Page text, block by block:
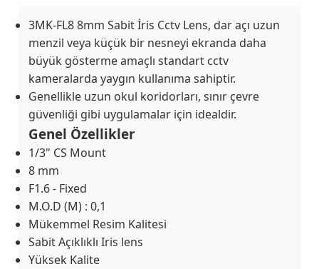
3MK-FL8 8mm Sabit İris Cctv Lens, dar açı uzun
menzil veya küçük bir nesneyi ekranda daha
büyük gösterme amaçlı standart cctv
kameralarda yaygın kullanıma sahiptir.
Genellikle uzun okul koridorları, sınır çevre
güvenliği gibi uygulamalar için idealdir.
Genel Özellikler
1/3" CS Mount
8 mm
F1.6 - Fixed
M.O.D (M) : 0,1
Mükemmel Resim Kalitesi
Sabit Açıklıklı Iris lens
Yüksek Kalite